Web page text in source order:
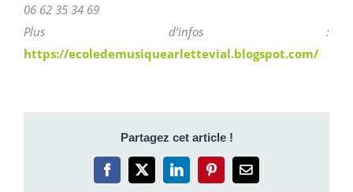
06 62 35 34 69
Plus d’infos :
https://ecoledemusiquearlettevial.blogspot.com/
Partagez cet article !
Facebook
X LinkedInPinterestEmail